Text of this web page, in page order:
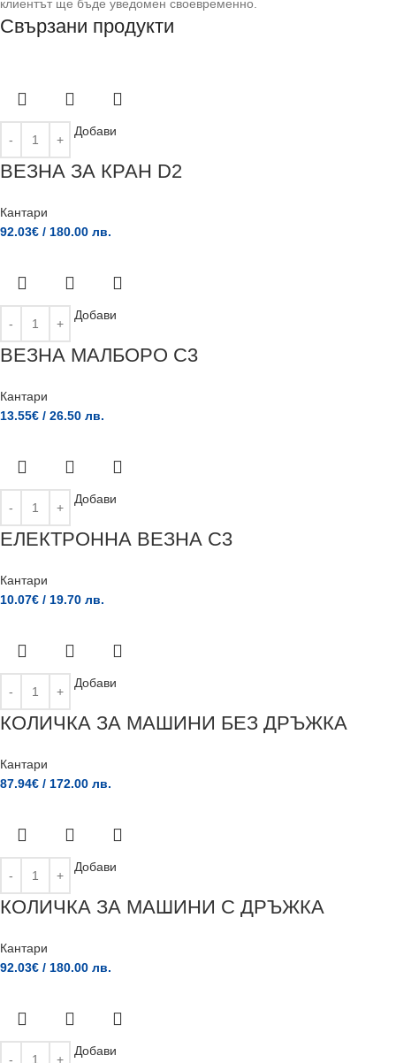
клиентът ще бъде уведомен своевременно.
Свързани продукти
Добави
ВЕЗНА ЗА КРАН D2
Кантари
92.03€ / 180.00 лв.
Добави
ВЕЗНА МАЛБОРО C3
Кантари
13.55€ / 26.50 лв.
Добави
ЕЛЕКТРОННА ВЕЗНА C3
Кантари
10.07€ / 19.70 лв.
Добави
КОЛИЧКА ЗА МАШИНИ БЕЗ ДРЪЖКА
Кантари
87.94€ / 172.00 лв.
Добави
КОЛИЧКА ЗА МАШИНИ С ДРЪЖКА
Кантари
92.03€ / 180.00 лв.
Добави